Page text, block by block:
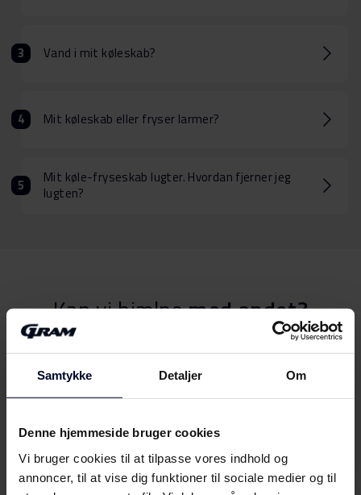
Samtykke Detaljer Om
Denne hjemmeside bruger cookies
Vi bruger cookies til at tilpasse vores indhold og
annoncer, til at vise dig funktioner til sociale medier og til
Vand i mit køleskab?
Mit køleskab eller fryser larmer?
Mit køle-fryseskab lugter. Hvordan fjerner jeg
lugten?
Kan vi hjælpemed andet?
Betjeningsvejledninger